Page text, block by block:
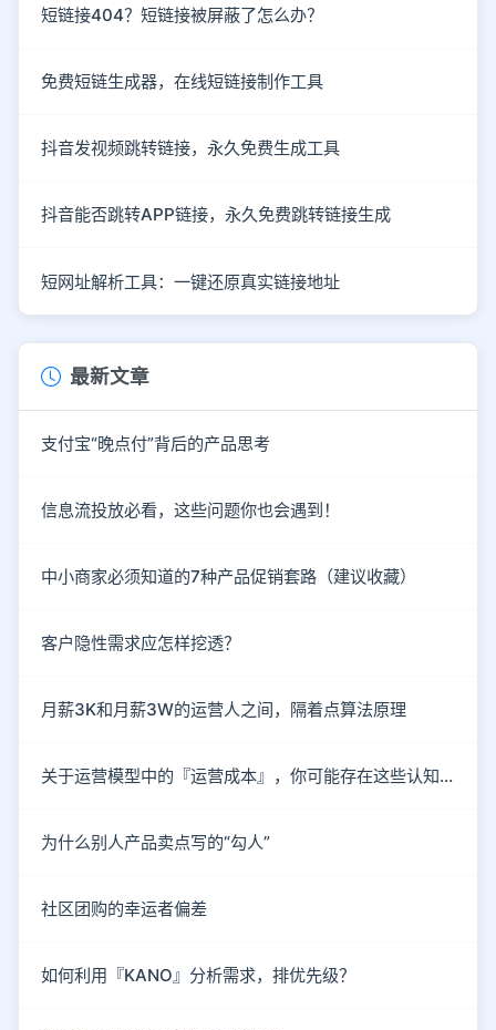
短链接404？短链接被屏蔽了怎么办？
免费短链生成器，在线短链接制作工具
抖音发视频跳转链接，永久免费生成工具
抖音能否跳转APP链接，永久免费跳转链接生成
短网址解析工具：一键还原真实链接地址
最新文章
支付宝“晚点付”背后的产品思考
信息流投放必看，这些问题你也会遇到！
中小商家必须知道的7种产品促销套路（建议收藏）
客户隐性需求应怎样挖透？
月薪3K和月薪3W的运营人之间，隔着点算法原理
关于运营模型中的『运营成本』，你可能存在这些认知误区！
为什么别人产品卖点写的“勾人”
社区团购的幸运者偏差
如何利用『KANO』分析需求，排优先级？